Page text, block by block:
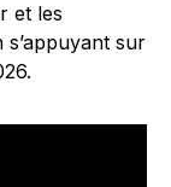
et les
s’appuyant sur